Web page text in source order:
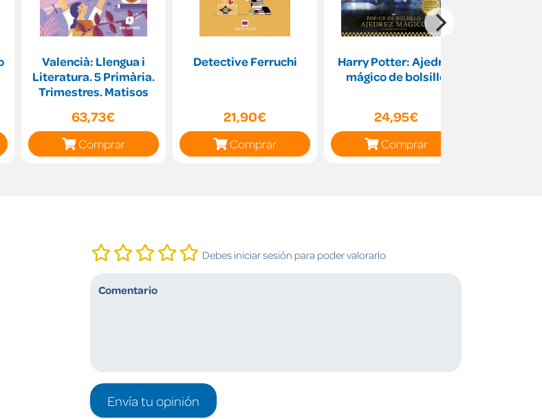
Valencià: Llengua i
Literatura. 5 Primària.
Trimestres. Matisos
63,73€
Comprar
Detective Ferruchi
21,90€
Comprar
Harry Potter: Ajedrez
mágico de bolsillo
24,95€
Comprar
Debes iniciar sesión para poder valorarlo
Envía tu opinión